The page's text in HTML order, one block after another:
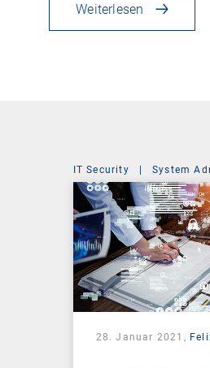
Weiterlesen
IT Security | System
28. Januar 2021,